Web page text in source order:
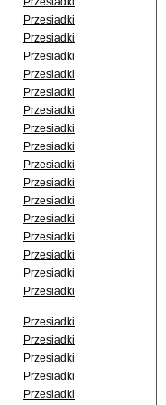
Przesiadki
Przesiadki
Przesiadki
Przesiadki
Przesiadki
Przesiadki
Przesiadki
Przesiadki
Przesiadki
Przesiadki
Przesiadki
Przesiadki
Przesiadki
Przesiadki
Przesiadki
Przesiadki
Przesiadki
Przesiadki
Przesiadki
Przesiadki
Przesiadki